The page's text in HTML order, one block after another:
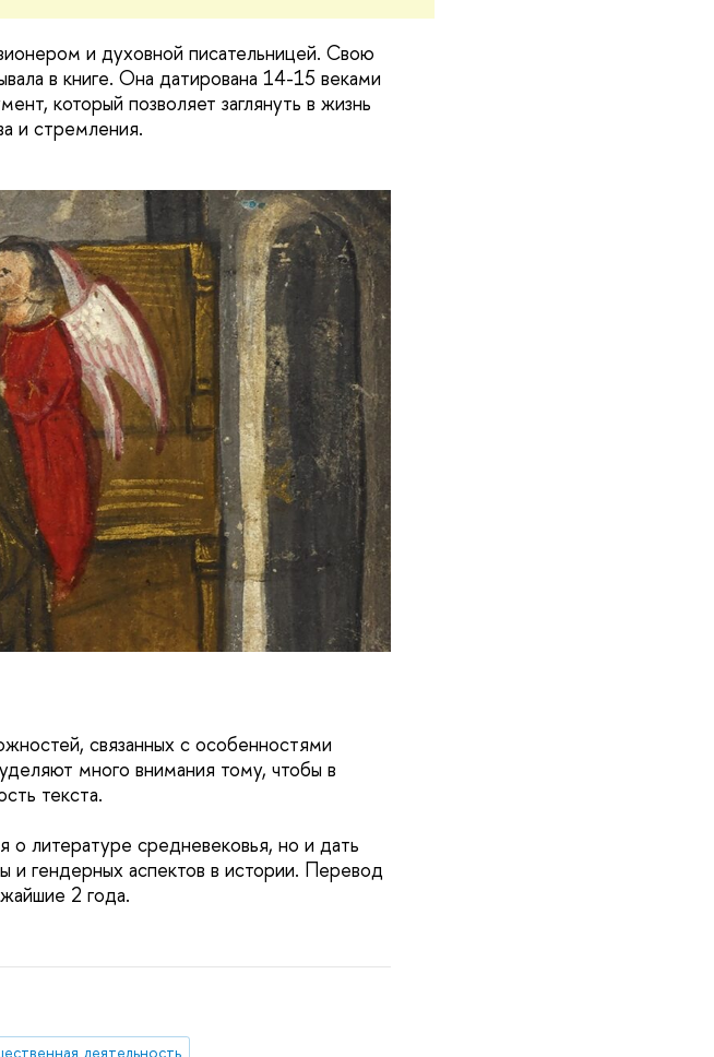
и духовной писательницей. Свою
в книге. Она датирована 14-15 веками
который позволяет заглянуть в жизнь
и стремления.
связанных с особенностями
много внимания тому, чтобы в
текста.
о литературе средневековья, но и дать
и гендерных аспектов в истории. Перевод
2 года.
деятельность